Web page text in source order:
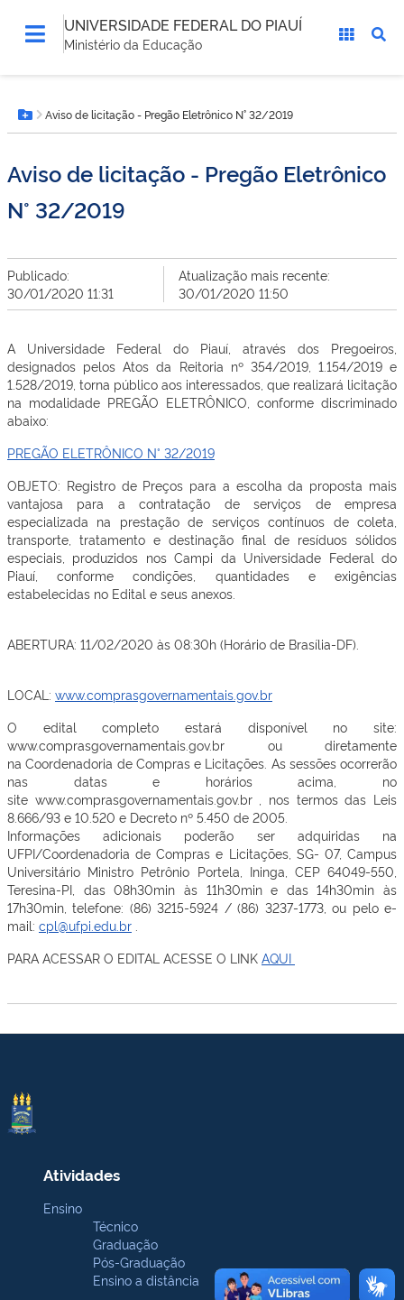
UNIVERSIDADE FEDERAL DO PIAUÍ
Ministério da Educação
está
aqui:Botão Menu
Aviso de licitação - Pregão Eletrônico N° 32/2019
Aviso de licitação - Pregão Eletrônico
N° 32/2019
Publicado:
30/01/2020 11:31
Atualização mais recente:
30/01/2020 11:50
A Universidade Federal do Piauí, através dos Pregoeiros,
designados pelos Atos da Reitoria nº 354/2019, 1.154/2019 e
1.528/2019, torna público aos interessados, que realizará licitação
na modalidade PREGÃO ELETRÔNICO, conforme discriminado
abaixo:
PREGÃO ELETRÔNICO N° 32/2019
OBJETO: Registro de Preços para a escolha da proposta mais
vantajosa para a contratação de serviços de empresa
especializada na prestação de serviços contínuos de coleta,
transporte, tratamento e destinação final de resíduos sólidos
especiais, produzidos nos Campi da Universidade Federal do
Piauí, conforme condições, quantidades e exigências
estabelecidas no Edital e seus anexos.
ABERTURA: 11/02/2020 às 08:30h (Horário de Brasília-DF).
LOCAL: www.comprasgovernamentais.gov.br
O edital completo estará disponível no site:
www.comprasgovernamentais.gov.br ou diretamente
na Coordenadoria de Compras e Licitações. As sessões ocorrerão
nas datas e horários acima, no
site www.comprasgovernamentais.gov.br , nos termos das Leis
8.666/93 e 10.520 e Decreto nº 5.450 de 2005.
Informações adicionais poderão ser adquiridas na
UFPI/Coordenadoria de Compras e Licitações, SG- 07, Campus
Universitário Ministro Petrônio Portela, Ininga, CEP 64049-550,
Teresina-PI, das 08h30min às 11h30min e das 14h30min às
17h30min, telefone: (86) 3215-5924 / (86) 3237-1773, ou pelo e-
mail: cpl@ufpi.edu.br
PARA ACESSAR O EDITAL ACESSE O LINK AQUI
Atividades
Ensino
Técnico
Graduação
Pós-Graduação
Ensino a distância